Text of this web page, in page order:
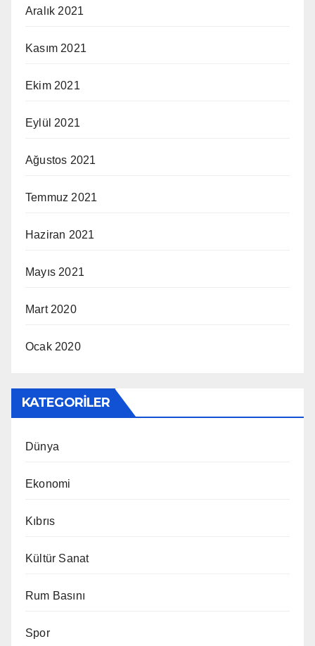
Aralık 2021
Kasım 2021
Ekim 2021
Eylül 2021
Ağustos 2021
Temmuz 2021
Haziran 2021
Mayıs 2021
Mart 2020
Ocak 2020
KATEGORILER
Dünya
Ekonomi
Kıbrıs
Kültür Sanat
Rum Basını
Spor